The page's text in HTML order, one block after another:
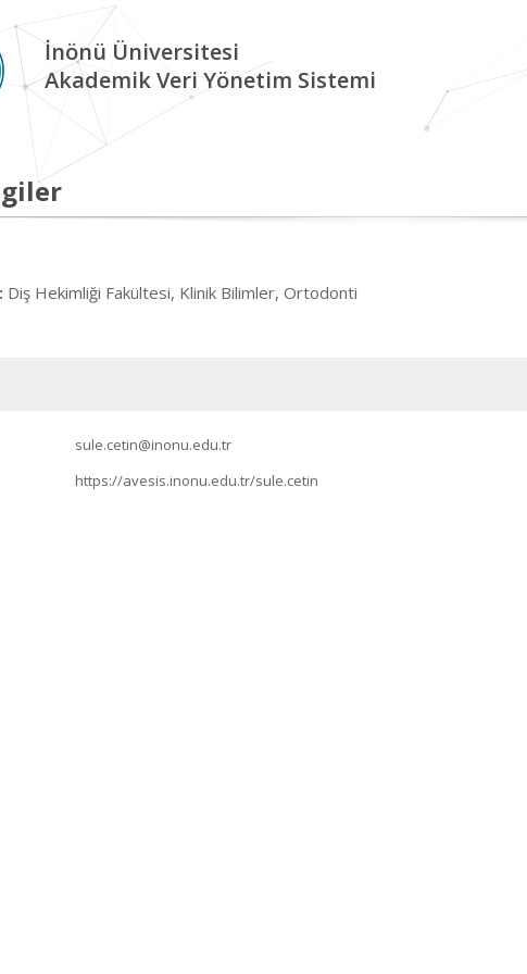
İnönü Üniversitesi
Akademik Veri Yönetim Sistemi
Diş Hekimliği Fakültesi, Klinik Bilimler, Ortodonti
sule.cetin@inonu.edu.tr
https://avesis.inonu.edu.tr/sule.cetin